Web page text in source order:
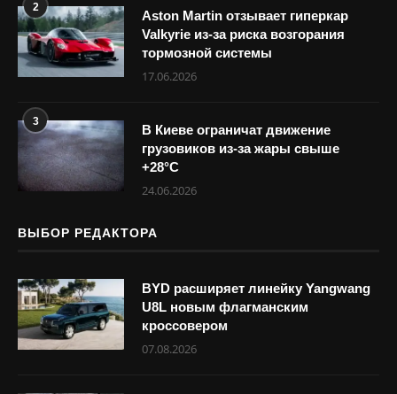
2
Aston Martin отзывает гиперкар
Valkyrie из-за риска возгорания
тормозной системы
17.06.2026
3
В Киеве ограничат движение
грузовиков из-за жары свыше
+28°С
24.06.2026
ВЫБОР РЕДАКТОРА
BYD расширяет линейку Yangwang
U8L новым флагманским
кроссовером
07.08.2026